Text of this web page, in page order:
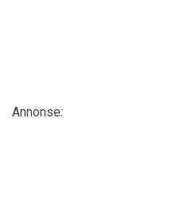
Annonse: